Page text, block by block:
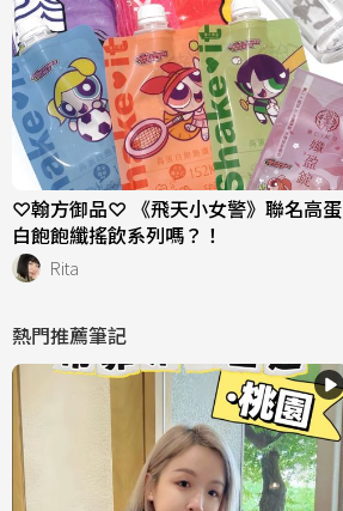
♡翰方御品♡ 《飛天小女警》聯名高蛋
白飽飽纖搖飲系列嗎？！
Rita
熱門推薦筆記